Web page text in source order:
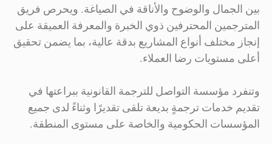
بين الجمال والوضوح والأناقة في الصياغة. ويحرص فريق
المترجمين المحترفين ذوي الخبرة والمعرفة العميقة على
إنجاز مختلف أنواع المشاريع بدقة عالية، بما يضمن تحقيق
أعلى مستويات رضا العملاء.
وتنفرد مؤسسة التواصل للترجمة القانونية ببراعتها في
تقديم خدمات ترجمةٍ بديعة تلقى تقديرًا وثناءً لدى جميع
المؤسسات الحكومية والخاصة على مستوى المنطقة.